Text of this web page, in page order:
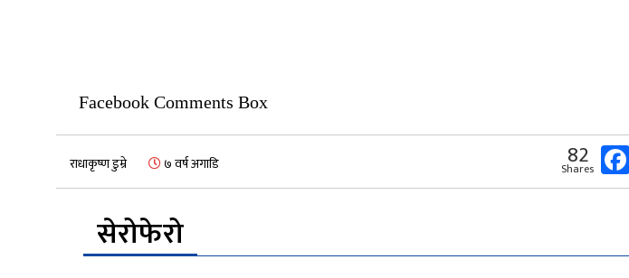
Facebook Comments Box
राधाकृष्ण डुम्रे ७ वर्ष अगाडि 82
Shares
सेरोफेरो